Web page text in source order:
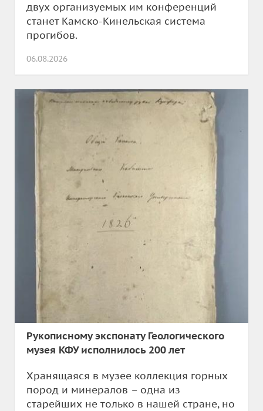
двух организуемых им конференций
станет Камско-Кинельская система
прогибов.
06.08.2026
Рукописному экспонату Геологического
музея КФУ исполнилось 200 лет
Хранящаяся в музее коллекция горных
пород и минералов – одна из
старейших не только в нашей стране, но